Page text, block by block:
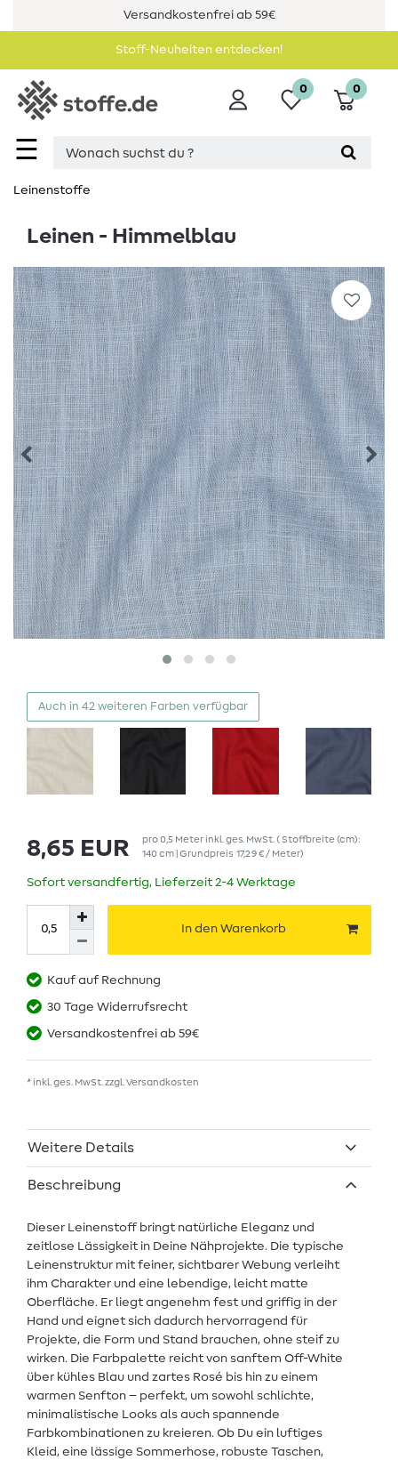
Versandkostenfrei ab 59€
Stoff-Neuheiten entdecken!
☰
0 0
Leinenstoffe
Leinen - Himmelblau
Auch in 42 weiteren Farben verfügbar
8,65 EUR pro0,5 Meterinkl. ges. MwSt. ( Stoffbreite (cm):
140 cm | Grundpreis 17,29 € / Meter)
Sofort versandfertig, Lieferzeit 2-4 Werktage
In den Warenkorb
Kauf auf Rechnung
30 Tage Widerrufsrecht
Versandkostenfrei ab 59€
* inkl. ges. MwSt. zzgl. Versandkosten
Weitere Details
Beschreibung
Dieser Leinenstoff bringt natürliche Eleganz und
zeitlose Lässigkeit in Deine Nähprojekte. Die typische
Leinenstruktur mit feiner, sichtbarer Webung verleiht
ihm Charakter und eine lebendige, leicht matte
Oberfläche. Er liegt angenehm fest und griffig in der
Hand und eignet sich dadurch hervorragend für
Projekte, die Form und Stand brauchen, ohne steif zu
wirken. Die Farbpalette reicht von sanftem Off-White
über kühles Blau und zartes Rosé bis hin zu einem
warmen Senfton – perfekt, um sowohl schlichte,
minimalistische Looks als auch spannende
Farbkombinationen zu kreieren. Ob Du ein luftiges
Kleid, eine lässige Sommerhose, robuste Taschen,